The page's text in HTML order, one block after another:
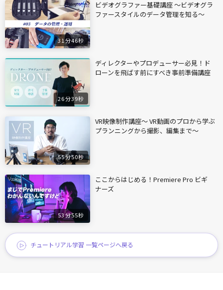
31分46秒
ビデオグラファー基礎講座 〜ビデオグラ
ファースタイルのデータ管理を知る〜
26分39秒
ディレクターやプロデューサー必見！ド
ローンを飛ばす前にすべき事前準備講座
55分50秒
VR映像制作講座〜 VR動画のプロから学ぶ
プランニングから撮影、編集まで〜
53分55秒
ここからはじめる！Premiere Pro ビギ
ナーズ
チュートリアル学習 一覧ページへ戻る